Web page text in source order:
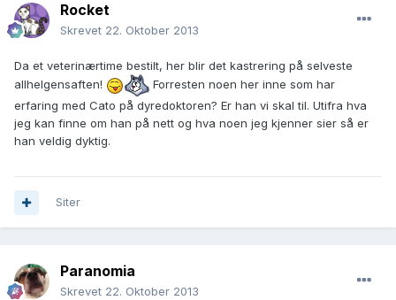
Rocket
Skrevet 22. Oktober 2013
Da et veterinærtime bestilt, her blir det kastrering på selveste
allhelgensaften!
Forresten noen her inne som har
erfaring med Cato på dyredoktoren? Er han vi skal til. Utifra hva
jeg kan finne om han på nett og hva noen jeg kjenner sier så er
han veldig dyktig.
Siter
Paranomia
Skrevet 22. Oktober 2013